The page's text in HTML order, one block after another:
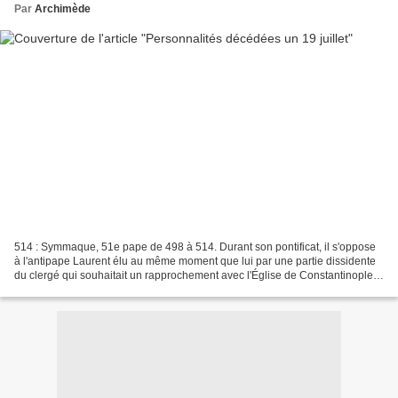
Par Archimède
514 : Symmaque, 51e pape de 498 à 514. Durant son pontificat, il s'oppose
à l'antipape Laurent élu au même moment que lui par une partie dissidente
du clergé qui souhaitait un rapprochement avec l'Église de Constantinople